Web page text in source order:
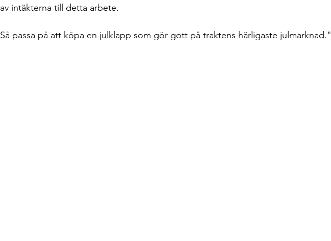
av intäkterna till detta arbete.
Så passa på att köpa en julklapp som gör gott på traktens härligaste julmarknad."